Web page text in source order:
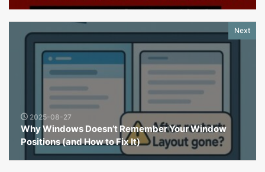
Next
2025-08-27
Why Windows Doesn’t Remember Your Window
Positions (and How to Fix It)